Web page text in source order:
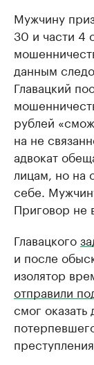
Мужчину
30 и части 4
данным
Главацкий
рублей
на не
адвокат
лицам, но на
себе.
Приговор не
Главацкого
и после
изолятор
отправили
смог оказать